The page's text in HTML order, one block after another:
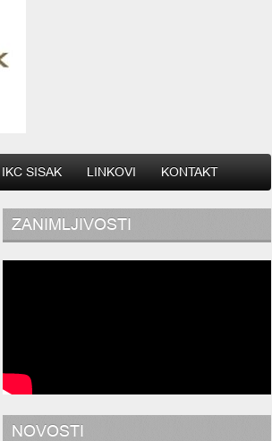
IKC SISAK LINKOVI KONTAKT
ZANIMLJIVOSTI
NOVOSTI